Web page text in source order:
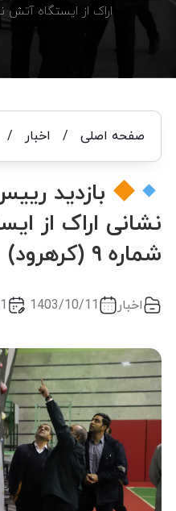
اراک از ایستگاه آتش
صفحه اصلی/ اخبار /
بازدید
نشانی اراک از
شماره ۹ (کرهرود)
اخبار 1403/10/11
11